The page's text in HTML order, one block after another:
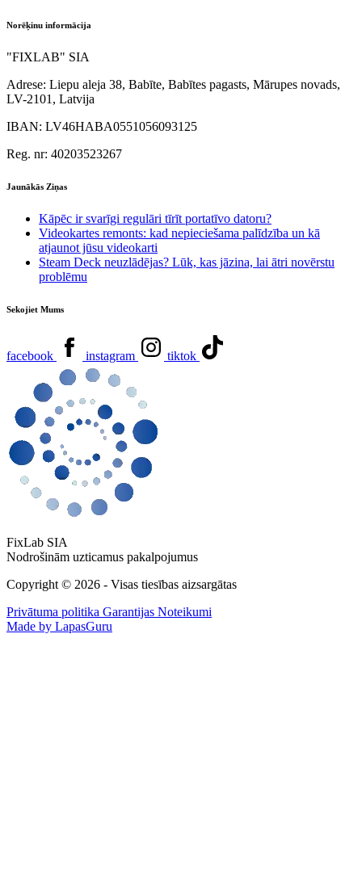
Norēķinu informācija
"FIXLAB" SIA
Adrese: Liepu aleja 38, Babīte, Babītes pagasts, Mārupes novads,
LV-2101, Latvija
IBAN: LV46HABA0551056093125
Reg. nr: 40203523267
Jaunākās Ziņas
Kāpēc ir svarīgi regulāri tīrīt portatīvo datoru?
Videokartes remonts: kad nepieciešama palīdzība un kā
atjaunot jūsu videokarti
Steam Deck neuzlādējas? Lūk, kas jāzina, lai ātri novērstu
problēmu
Sekojiet Mums
facebook instagram tiktok
FixLab SIA
Nodrošinām uzticamus pakalpojumus
Copyright © 2026 - Visas tiesības aizsargātas
Privātuma politika Garantijas Noteikumi
Made by LapasGuru